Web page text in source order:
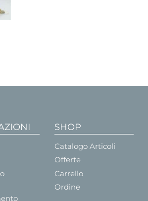
SHOP
Catalogo Articoli
Offerte
Carrello
Ordine